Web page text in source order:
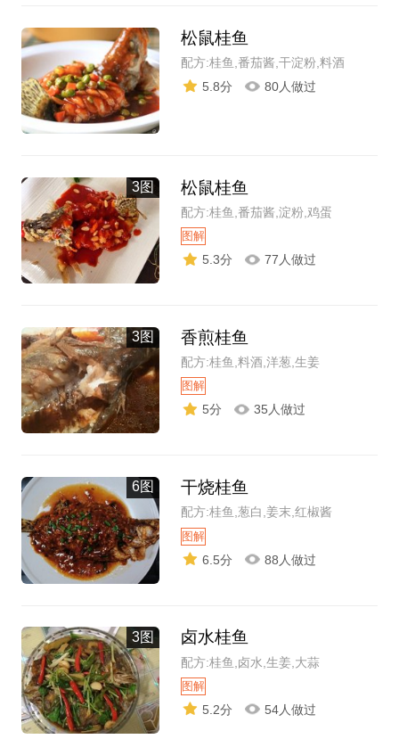
松鼠桂鱼
配方:桂鱼,番茄酱,干淀粉,料酒
5.8分
80人做过
3图 松鼠桂鱼
配方:桂鱼,番茄酱,淀粉,鸡蛋
图解
5.3分 77人做过
3图 香煎桂鱼
配方:桂鱼,料酒,洋葱,生姜
图解
5分 35人做过
6图 干烧桂鱼
配方:桂鱼,葱白,姜末,红椒酱
图解
6.5分 88人做过
3图 卤水桂鱼
配方:桂鱼,卤水,生姜,大蒜
图解
5.2分 54人做过